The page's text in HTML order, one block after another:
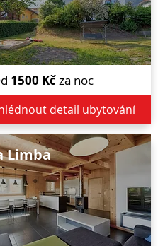
1500 Kčza noc
detail ubytování
Limba